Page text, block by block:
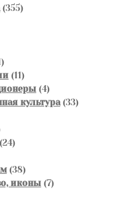
товаров
355355
11
товаров
1111
товаров
44
товара
культура 3333
2424
3838
товаров
иконы 77